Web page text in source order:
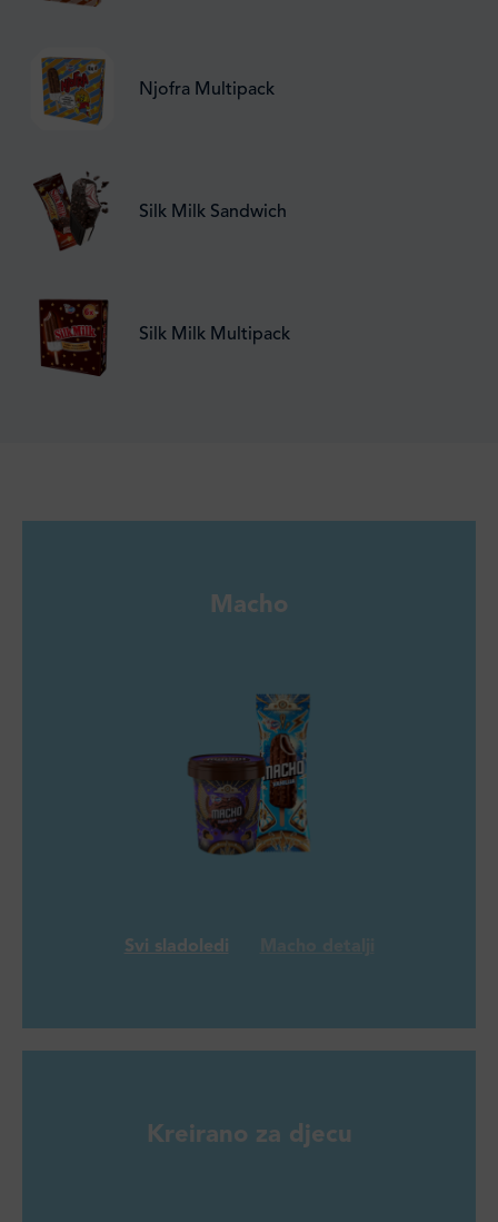
Njofra Multipack
Silk Milk Sandwich
Silk Milk Multipack
Macho
Svi sladoledi
Kreirano za djecu